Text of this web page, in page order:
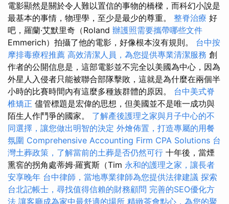
電影顯然是關於令人難以置信的事物的橋樑，而科幻小說是
最基本的事情，物理學，至少是最少的尊重。 整脊治療 好
吧，羅蘭·艾默里奇（Roland 辦護照需要攜帶哪些文件
Emmerich）拍攝了他的電影，好像根本沒有規則。 台中按
摩排毒療程推薦 高效清潔人員，為您提供專業清潔服務 創
作者的公開信息是，這部電影並不完全以美國為中心，因為
外星人入侵者只能被聯合部隊擊敗，這就是為什麼在兩個半
小時的比賽時間內有這麼多種族群體的原因。 台中美式脊
椎矯正 儘管標題是宏偉的思想，但美國並不是唯一成功與
陌生人作鬥爭的國家。 了解產後護理之家與月子中心的不
同選擇，讓您做出明智的決定 外燴佈置，打造專屬的用餐
氛圍 Comprehensive Accounting Firm CPA Solutions 台
灣土葬政策，了解當前的土葬是否仍然可行 十年後，當煙
熏窖的拐角處蒂姆·羅賓斯（Tim 永和的護理之家，讓長者
安享晚年 台中律師，當地專業律師為您提供法律建議 探索
台北記帳士，尋找值得信賴的財務顧問 完善的SEO優化方
法 讓客廳成為家中最舒適的場所 精緻茶會點心，為您的聚